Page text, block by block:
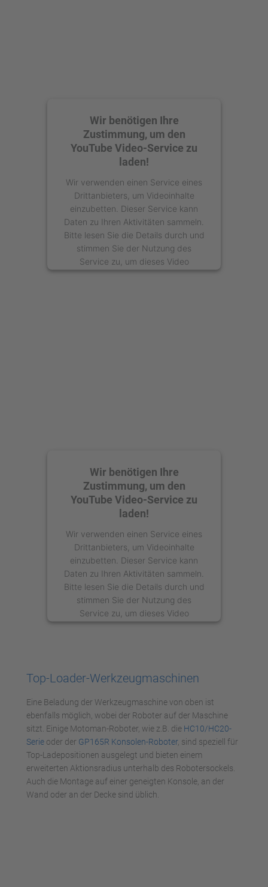
Wir benötigen Ihre
Zustimmung, um den
YouTube Video-Service zu
laden!
Wir verwenden einen Service eines
Drittanbieters, um Videoinhalte
einzubetten. Dieser Service kann
Daten zu Ihren Aktivitäten sammeln.
Bitte lesen Sie die Details durch und
stimmen Sie der Nutzung des
Service zu, um dieses Video
anzusehen.
Wir benötigen Ihre
Zustimmung, um den
YouTube Video-Service zu
laden!
Wir verwenden einen Service eines
Drittanbieters, um Videoinhalte
einzubetten. Dieser Service kann
Daten zu Ihren Aktivitäten sammeln.
Bitte lesen Sie die Details durch und
stimmen Sie der Nutzung des
Service zu, um dieses Video
anzusehen.
powered by Usercentrics Consent
Management Platform
Top-Loader-Werkzeugmaschinen
Eine Beladung der Werkzeugmaschine von oben ist
ebenfalls möglich, wobei der Roboter auf der Maschine
sitzt. Einige Motoman-Roboter, wie z.B. die HC10/HC20-
Serie oder der GP165R Konsolen-Roboter, sind speziell für
Top-Ladepositionen ausgelegt und bieten einem
erweiterten Aktionsradius unterhalb des Robotersockels.
Auch die Montage auf einer geneigten Konsole, an der
Wand oder an der Decke sind üblich.